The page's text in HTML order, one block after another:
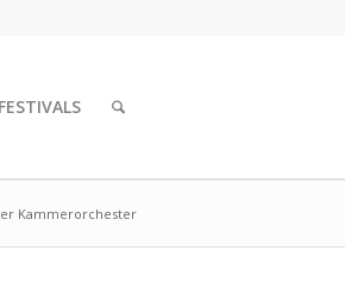
FESTIVALS
Kammerorchester